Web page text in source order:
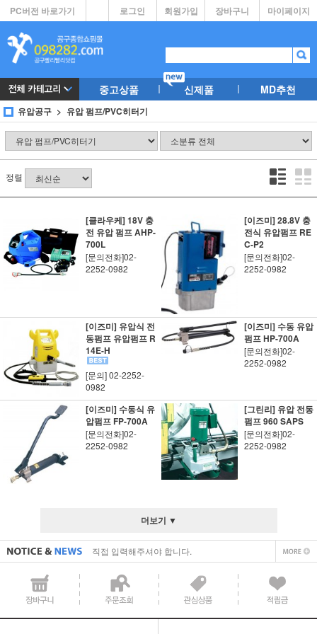
PC버전 바로가기 마이페이지
장바구니
회원가입
로그인
중고상품 신제품 MD추천
유압공구 유압 펌프/PVC히터기
정렬
[클라우케] 18V 충
전 유압 펌프 AHP-
700L
[문의전화]02-
2252-0982
[이즈미] 28.8V 충
전식 유압펌프 RE
C-P2
[문의전화]02-
2252-0982
[이즈미] 유압식 전
동펌프 유압펌프 R
14E-H
[문의] 02-2252-
0982
[이즈미] 수동 유압
펌프 HP-700A
[문의전화]02-
2252-0982
[이즈미] 수동식 유
압펌프 FP-700A
[문의전화]02-
2252-0982
[그린리] 유압 전동
펌프 960 SAPS
[문의전화]02-
2252-0982
더보기 ▼
공지사항 텍스트1
직접 입력해주셔야 합니다.
공지사항 텍스트1